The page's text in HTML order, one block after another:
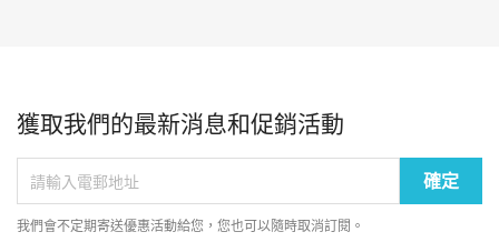
獲取我們的最新消息和促銷活動
我們會不定期寄送優惠活動給您，您也可以隨時取消訂閱。